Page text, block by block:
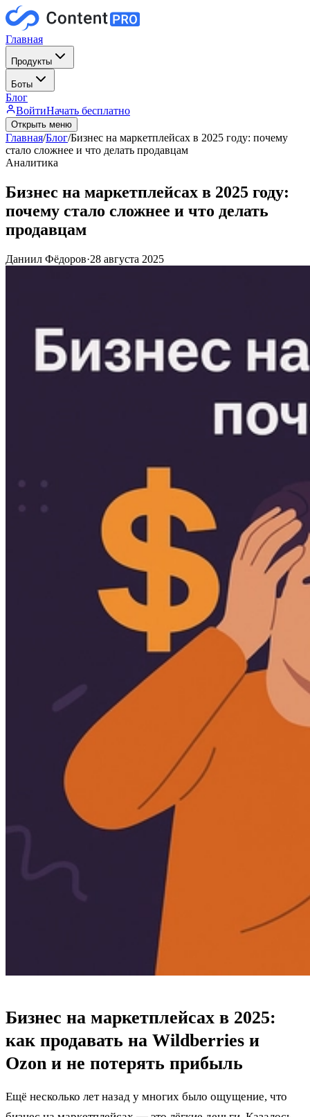
Главная
Продукты
Боты
Блог
ВойтиНачать бесплатно
Открыть меню
Главная/Блог/Бизнес на маркетплейсах в 2025 году: почему
стало сложнее и что делать продавцам
Аналитика
Бизнес на маркетплейсах в 2025 году:
почему стало сложнее и что делать
продавцам
Даниил Фёдоров·28 августа 2025
Бизнес на маркетплейсах в 2025:
как продавать на Wildberries и
Ozon и не потерять прибыль
Ещё несколько лет назад у многих было ощущение, что